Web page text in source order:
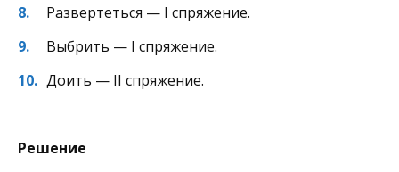
Развертеться — I спряжение.
Выбрить — I спряжение.
Доить — II спряжение.
Решение